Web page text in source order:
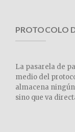
PROTOCOLO
La pasarela de
medio del
almacena
sino que va